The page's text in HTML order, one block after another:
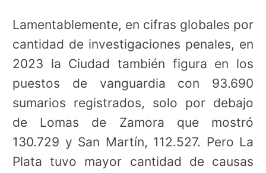
Lamentablemente, en cifras globales por
cantidad de investigaciones penales, en
2023 la Ciudad también figura en los
puestos de vanguardia con 93.690
sumarios registrados, solo por debajo
de Lomas de Zamora que mostró
130.729 y San Martín, 112.527. Pero La
Plata tuvo mayor cantidad de causas